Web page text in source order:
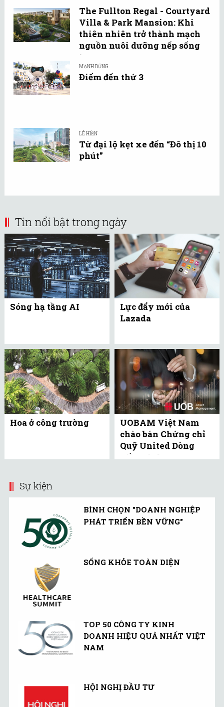
The Fullton Regal - Courtyard
Villa & Park Mansion: Khi
thiên nhiên trở thành mạch
nguồn nuôi dưỡng nếp sống
tự ...
MẠNH DŨNG
Điểm đến thứ 3
LÊ HIỀN
Từ đại lộ kẹt xe đến “Đô thị 10
phút”
Tin nổi bật trong ngày
Sóng hạ tầng AI
Lực đẩy mới của
Lazada
Hoa ở công trường
UOBAM Việt Nam
chào bán Chứng chỉ
Quỹ United Dòng
Tiền Linh Hoạt
Sự kiện
BÌNH CHỌN "DOANH NGHIỆP
PHÁT TRIỂN BỀN VỮNG"
SỐNG KHỎE TOÀN DIỆN
TOP 50 CÔNG TY KINH
DOANH HIỆU QUẢ NHẤT VIỆT
NAM
HỘI NGHỊ ĐẦU TƯ